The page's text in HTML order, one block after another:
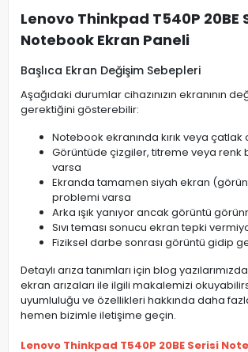
Lenovo Thinkpad T540P 20BE
Notebook Ekran Paneli
Başlıca Ekran Değişim Sebepleri
Aşağıdaki durumlar cihazınızın ekranının
gerektiğini gösterebilir:
Notebook ekranında kırık veya çatlak
Görüntüde çizgiler, titreme veya renk
varsa
Ekranda tamamen siyah ekran
problemi varsa
Arka ışık yanıyor ancak görüntü
Sıvı teması sonucu ekran tepki
Fiziksel darbe sonrası görüntü gidip
Detaylı arıza tanımları için blog
ekran arızaları ile ilgili makalemizi
uyumluluğu ve özellikleri hakkında daha
hemen bizimle iletişime geçin.
Lenovo Thinkpad T540P 20BE Serisi